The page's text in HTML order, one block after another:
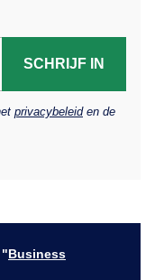
SCHRIJF IN
privacybeleiden de
"Business